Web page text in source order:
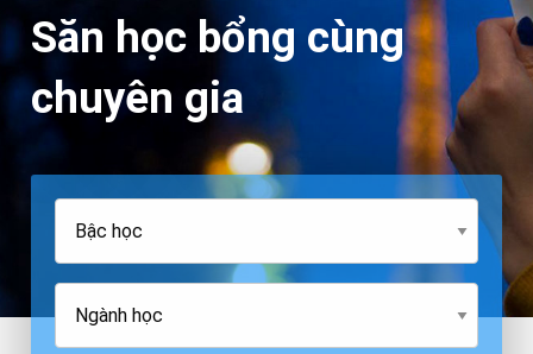
Săn học bổng cùng
chuyên gia